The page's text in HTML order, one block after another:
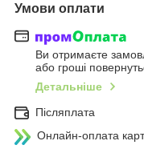
Умови оплати
Ви отримаєте
або гроші
Детальніше
Післяплата
Онлайн-оплата